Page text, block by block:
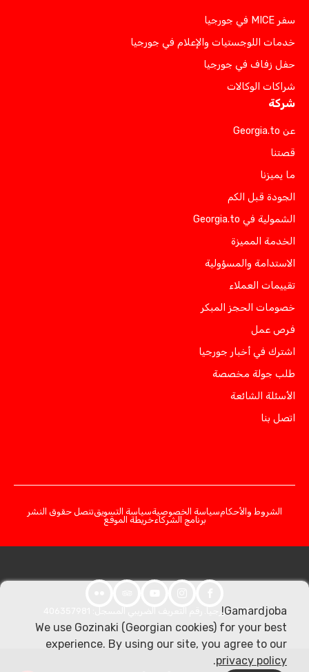
سفر MICE في جورجيا
خدمات اللوجستيات والإعلام في جورجيا
حفل زفاف في جورجيا
شراكات الوكالات
شركة
عن Georgia.to
قصتنا
ما يميزنا
الجودة قبل الكم
الشمولية في Georgia.to
الخدمة المميزة
الاستدامة والمسؤولية
تقييمات العملاء
خصومات الحجز المبكر
فرص عمل
اشترك في أخبار جورجيا
طلب جولة مخصصة
الأسئلة الشائعة
اتصل بنا
الشروط والأحكامسياسة الخصوصيةسياسة التسويقتنصل حقوق النشر
برنامج الشركاءخريطة الموقع
© 2026 جورجيا. رقم التعريف الضريبي المسجل: 406357981
Gamardjoba!
We use Gozinaki (Georgian cookies) for your best
experience. By using our site, you agree to our
privacy policy
.